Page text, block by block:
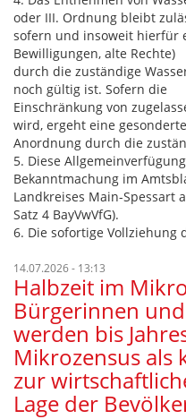
oder III. Ordnung bleibt
sofern und insoweit hierfür
Bewilligungen, alte Rechte)
durch die zuständige
noch gültig ist. Sofern die
Einschränkung von
wird, ergeht eine gesonderte
Anordnung durch die
5. Diese
Bekanntmachung im
Landkreises Main-Spessart
Satz 4 BayVwVfG).
6. Die sofortige Vollziehung
14.07.2026 - 13:13
Halbzeit im
Bürgerinnen
werden bis
Mikrozensus als
zur
Lage der